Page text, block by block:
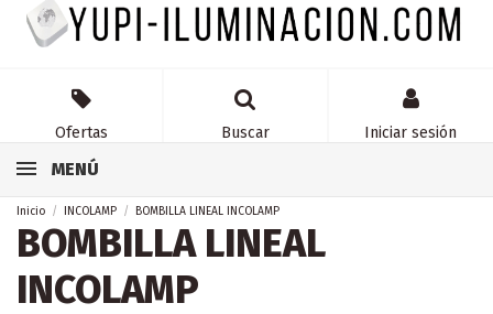
Ofertas Buscar Iniciar sesión
MENÚ
Inicio INCOLAMP BOMBILLA LINEAL INCOLAMP
BOMBILLA LINEAL
INCOLAMP